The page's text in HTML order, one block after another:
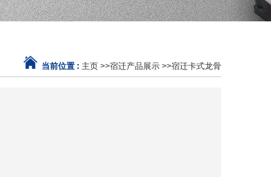
当前位置 : 主页 >>宿迁产品展示 >>宿迁卡式龙骨